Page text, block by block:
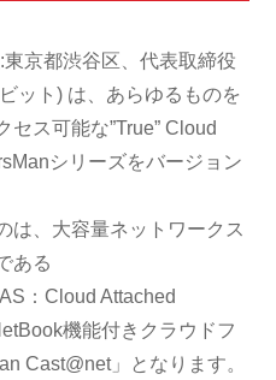
京都渋谷区、代表取締役
ット) は、あらゆるものを
ス可能な”True” Cloud
シリーズをバージョン
は、大容量ネットワークス
ある
：Cloud Attached
機能付きクラウドフ
Cast@net」となります。